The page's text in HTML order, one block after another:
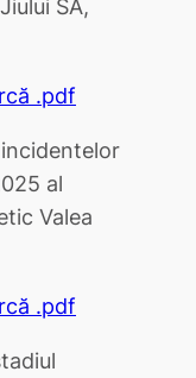
SA,
.pdf
al
Valea
.pdf